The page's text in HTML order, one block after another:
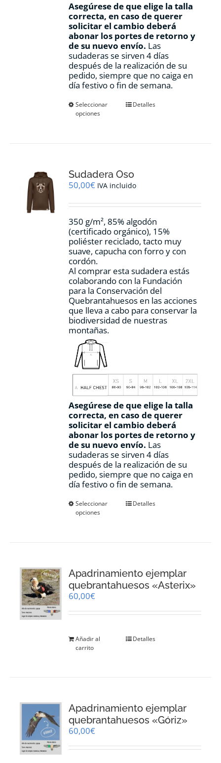
Asegúrese de que elige la talla
correcta, en caso de querer
solicitar el cambio deberá
abonar los portes de retorno y
de su nuevo envío. Las
sudaderas se sirven 4 días
después de la realización de su
pedido, siempre que no caiga en
día festivo o fin de semana.
Seleccionar
opciones
Este
se
pueden
en
página
de
producto
Detalles
Sudadera Oso
50,00€ IVA incluido
350 g/m², 85% algodón
(certificado orgánico), 15%
poliéster reciclado, tacto muy
suave, capucha con forro y con
cordón.
Al comprar esta sudadera estás
colaborando con la Fundación
para la Conservación del
Quebrantahuesos en las acciones
que lleva a cabo para conservar la
biodiversidad de nuestras
montañas.
Asegúrese de que elige la talla
correcta, en caso de querer
solicitar el cambio deberá
abonar los portes de retorno y
de su nuevo envío. Las
sudaderas se sirven 4 días
después de la realización de su
pedido, siempre que no caiga en
día festivo o fin de semana.
Seleccionar
opciones
Este
se
pueden
la
producto
Detalles
Apadrinamiento ejemplar
quebrantahuesos «Asterix»
60,00€
Añadir al
carrito
Detalles
Apadrinamiento ejemplar
quebrantahuesos «Góriz»
60,00€